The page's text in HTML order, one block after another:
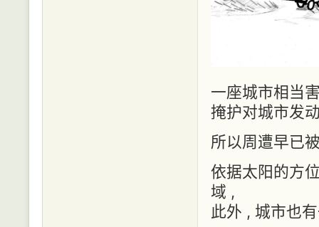
一座城市相当
掩护对城市发
所以周遭早已
依据太阳的方
域 ,
此外 , 城市也